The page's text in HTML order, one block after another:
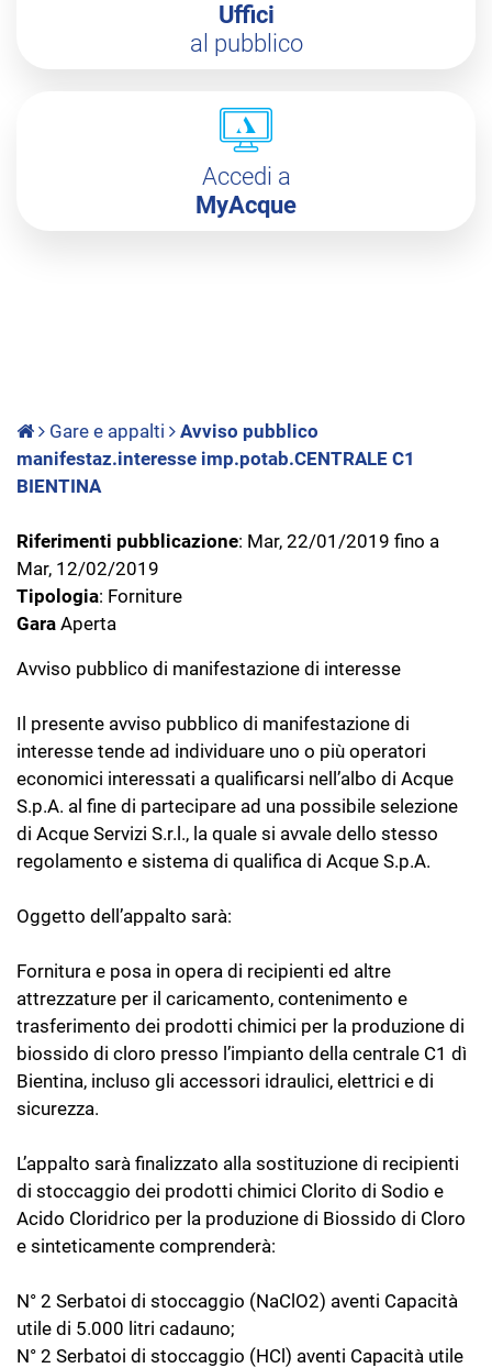
Uffici
al pubblico
Accedi a
MyAcque
Gare e appalti
Avviso pubblico
manifestaz.interesse imp.potab.CENTRALE C1
BIENTINA
Riferimenti pubblicazione: Mar, 22/01/2019 fino a
Mar, 12/02/2019
Tipologia: Forniture
Gara Aperta
Avviso pubblico di manifestazione di interesse
Il presente avviso pubblico di manifestazione di
interesse tende ad individuare uno o più operatori
economici interessati a qualificarsi nell’albo di Acque
S.p.A. al fine di partecipare ad una possibile selezione
di Acque Servizi S.r.l., la quale si avvale dello stesso
regolamento e sistema di qualifica di Acque S.p.A.
Oggetto dell’appalto sarà:
Fornitura e posa in opera di recipienti ed altre
attrezzature per il caricamento, contenimento e
trasferimento dei prodotti chimici per la produzione di
biossido di cloro presso l’impianto della centrale C1 dì
Bientina, incluso gli accessori idraulici, elettrici e di
sicurezza.
L’appalto sarà finalizzato alla sostituzione di recipienti
di stoccaggio dei prodotti chimici Clorito di Sodio e
Acido Cloridrico per la produzione di Biossido di Cloro
e sinteticamente comprenderà:
N° 2 Serbatoi di stoccaggio (NaClO2) aventi Capacità
utile di 5.000 litri cadauno;
N° 2 Serbatoi di stoccaggio (HCl) aventi Capacità utile